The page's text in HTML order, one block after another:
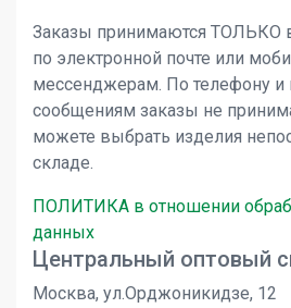
Заказы принимаются ТОЛЬКО
по электронной почте или
мессенджерам. По телефону и
сообщениям заказы не
можете выбрать изделия
складе.
ПОЛИТИКА в отношении
данных
Центральный оптовый
Москва, ул.Орджоникидзе, 12